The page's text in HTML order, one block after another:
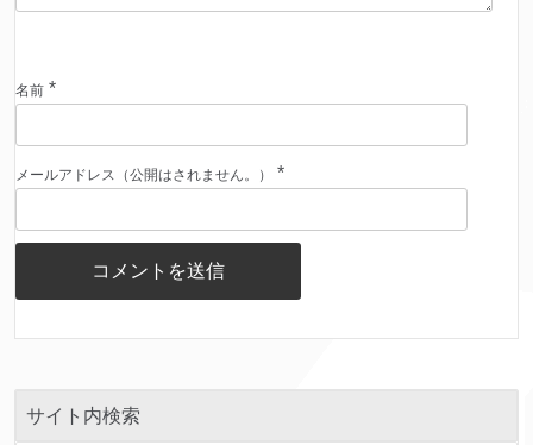
名前 *
メールアドレス（公開はされません。） *
サイト内検索